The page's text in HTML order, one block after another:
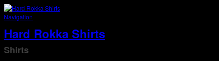
Navigation
Hard Rokka Shirts
Shirts